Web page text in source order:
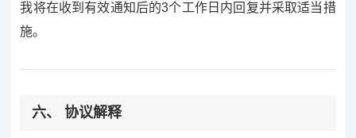
我将在收到有效通知后的3个工作日内回复并采取适当措
施。
六、 协议解释